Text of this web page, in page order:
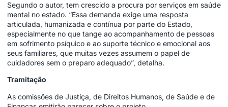
Segundo o autor, tem crescido a procura por serviços em saúde
mental no estado. “Essa demanda exige uma resposta
articulada, humanizada e contínua por parte do Estado,
especialmente no que tange ao acompanhamento de pessoas
em sofrimento psíquico e ao suporte técnico e emocional aos
seus familiares, que muitas vezes assumem o papel de
cuidadores sem o preparo adequado”, detalha.
Tramitação
As comissões de Justiça, de Direitos Humanos, de Saúde e de